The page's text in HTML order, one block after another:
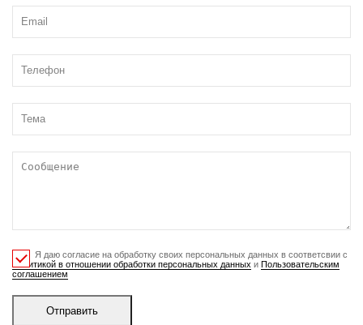
Я даю согласие на обработку своих персональных данных в соответсвии с
Политикой в отношении обработки персональных данных и Пользовательским
соглашением
Отправить